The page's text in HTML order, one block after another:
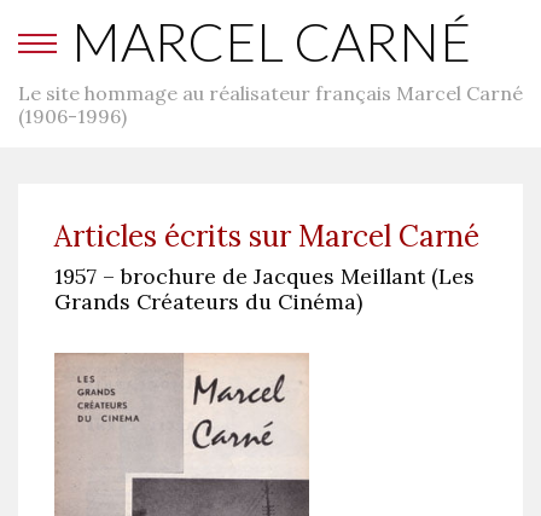
MARCEL CARNÉ
Le site hommage au réalisateur français Marcel Carné
(1906-1996)
Articles écrits sur Marcel Carné
1957 – brochure de Jacques Meillant (Les
Grands Créateurs du Cinéma)